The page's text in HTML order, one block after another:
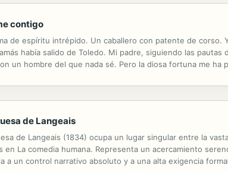
contigo
de espíritu intrépido. Un caballero con patente de
había salido de Toledo. Mi padre, siguiendo las
un hombre del que nada sé. Pero la diosa fortuna me
de Langeais
de Langeais (1834) ocupa un lugar singular entre la
en La comedia humana. Representa un acercamiento
a un control narrativo absoluto y a una alta exigencia